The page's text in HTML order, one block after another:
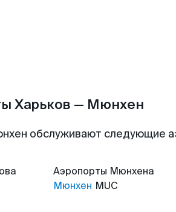
Харьков — Мюнхен
обслуживают следующие
Аэропорты Мюнхена
Мюнхен MUC